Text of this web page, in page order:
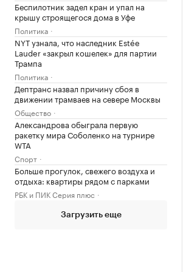
Беспилотник задел кран и упал на
крышу строящегося дома в Уфе
Политика
NYT узнала, что наследник Estée
Lauder «закрыл кошелек» для партии
Трампа
Политика
Дептранс назвал причину сбоя в
движении трамваев на севере Москвы
Общество
Александрова обыграла первую
ракетку мира Соболенко на турнире
WTA
Спорт
Больше прогулок, свежего воздуха и
отдыха: квартиры рядом с парками
РБК и ПИК Серия плюс
Загрузить еще